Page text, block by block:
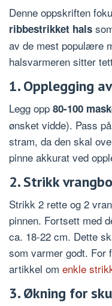
Denne oppskriften
ribbestrikket hals
av de mest populære
halsvarmeren sitter
1. Opplegging
Legg opp 80-100
ønsket vidde). Pass
stram, da den skal
pinne akkurat ved
2. Strikk
Strikk 2 rette og 2
pinnen. Fortsett med
ca. 18-22 cm. Dette
som varmer godt. For
artikkel om enkle
3. Økning for